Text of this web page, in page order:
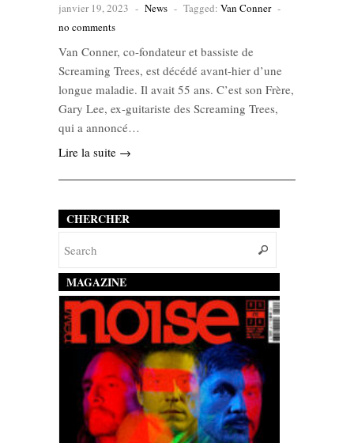
janvier 19, 2023 - News - Tagged: Van Conner -
no comments
Van Conner, co-fondateur et bassiste de
Screaming Trees, est décédé avant-hier d’une
longue maladie. Il avait 55 ans. C’est son Frère,
Gary Lee, ex-guitariste des Screaming Trees,
qui a annoncé…
Lire la suite →
CHERCHER
MAGAZINE